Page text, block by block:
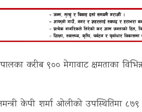
करीब ९०० मेगावाट क्षमताका
केपी शर्मा ओलीको उपस्थितिमा